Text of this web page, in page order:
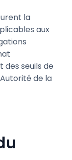
la
aux
seuils de
de la